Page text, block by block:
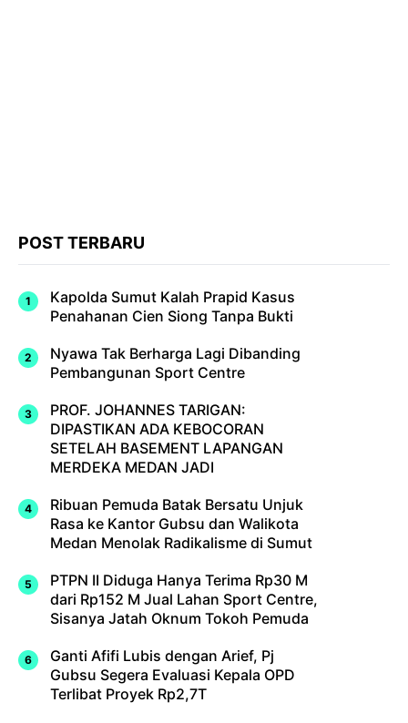
POST TERBARU
Kapolda Sumut Kalah Prapid Kasus
Penahanan Cien Siong Tanpa Bukti
Nyawa Tak Berharga Lagi Dibanding
Pembangunan Sport Centre
PROF. JOHANNES TARIGAN:
DIPASTIKAN ADA KEBOCORAN
SETELAH BASEMENT LAPANGAN
MERDEKA MEDAN JADI
Ribuan Pemuda Batak Bersatu Unjuk
Rasa ke Kantor Gubsu dan Walikota
Medan Menolak Radikalisme di Sumut
PTPN II Diduga Hanya Terima Rp30 M
dari Rp152 M Jual Lahan Sport Centre,
Sisanya Jatah Oknum Tokoh Pemuda
Ganti Afifi Lubis dengan Arief, Pj
Gubsu Segera Evaluasi Kepala OPD
Terlibat Proyek Rp2,7T